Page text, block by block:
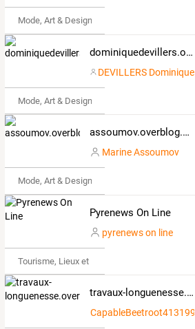
Mode, Art & Design
dominiquedevillers.overblog.com
DEVILLERS Dominique
Mode, Art & Design
assoumov.overblog.com
Marine Assoumov
Mode, Art & Design
Pyrenews On Line
pyrenews on line
Tourisme, Lieux et Événements
travaux-longuenesse.overblog.com
CapableBeetroot413199